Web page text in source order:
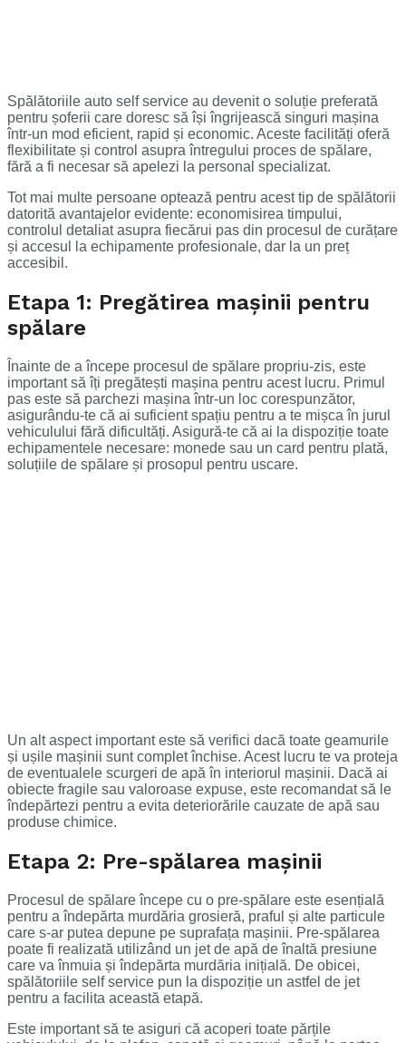
Spălătoriile auto self service au devenit o soluție preferată
pentru șoferii care doresc să își îngrijească singuri mașina
într-un mod eficient, rapid și economic. Aceste facilități oferă
flexibilitate și control asupra întregului proces de spălare,
fără a fi necesar să apelezi la personal specializat.
Tot mai multe persoane optează pentru acest tip de spălătorii
datorită avantajelor evidente: economisirea timpului,
controlul detaliat asupra fiecărui pas din procesul de curățare
și accesul la echipamente profesionale, dar la un preț
accesibil.
Etapa 1: Pregătirea mașinii pentru
spălare
Înainte de a începe procesul de spălare propriu-zis, este
important să îți pregătești mașina pentru acest lucru. Primul
pas este să parchezi mașina într-un loc corespunzător,
asigurându-te că ai suficient spațiu pentru a te mișca în jurul
vehiculului fără dificultăți. Asigură-te că ai la dispoziție toate
echipamentele necesare: monede sau un card pentru plată,
soluțiile de spălare și prosopul pentru uscare.
Un alt aspect important este să verifici dacă toate geamurile
și ușile mașinii sunt complet închise. Acest lucru te va proteja
de eventualele scurgeri de apă în interiorul mașinii. Dacă ai
obiecte fragile sau valoroase expuse, este recomandat să le
îndepărtezi pentru a evita deteriorările cauzate de apă sau
produse chimice.
Etapa 2: Pre-spălarea mașinii
Procesul de spălare începe cu o pre-spălare este esențială
pentru a îndepărta murdăria grosieră, praful și alte particule
care s-ar putea depune pe suprafața mașinii. Pre-spălarea
poate fi realizată utilizând un jet de apă de înaltă presiune
care va înmuia și îndepărta murdăria inițială. De obicei,
spălătoriile self service pun la dispoziție un astfel de jet
pentru a facilita această etapă.
Este important să te asiguri că acoperi toate părțile